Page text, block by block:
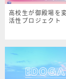
高校生が御殿場を
活性プロジェクト